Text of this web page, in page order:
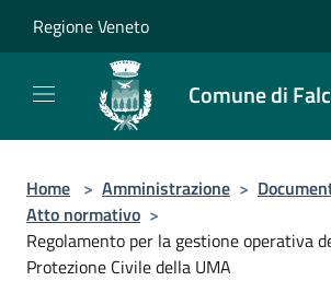
Regione Veneto
Comune di
Home > Amministrazione >
Atto normativo >
Regolamento per la gestione operativa
Protezione Civile della UMA